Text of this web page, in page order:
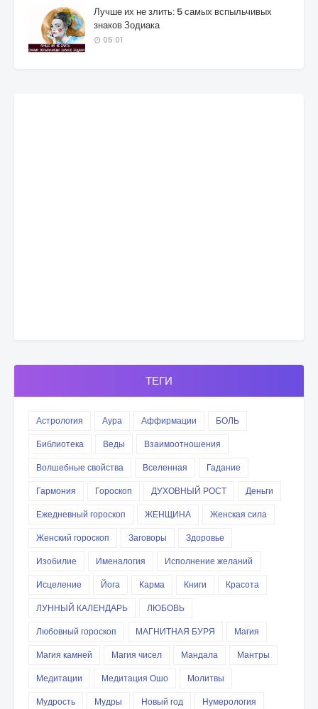
Лучше их не злить: 5 самых вспыльчивых
знаков Зодиака
05:01
ТЕГИ
Астрология Аура Аффирмации
БОЛЬ
Библиотека
Веды
Взаимоотношения
Волшебные свойства
Вселенная
Гадание
Гармония
Гороскоп ДУХОВНЫЙ РОСТ
Деньги
Ежедневный гороскоп
ЖЕНЩИНА
Женская сила
Женский гороскоп
Заговоры
Здоровье
Изобилие
Именалогия
Исполнение желаний
Исцеление
Йога Карма Книги
Красота
ЛУННЫЙ КАЛЕНДАРЬ
ЛЮБОВЬ
Любовный гороскоп
МАГНИТНАЯ БУРЯ
Магия
Магия камней
Магия чисел Мандала
Мантры
Медитации
Медитация Ошо
Молитвы
Мудрость
Мудры Новый год
Нумерология